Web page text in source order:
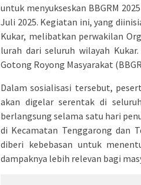
untuk menyukseskan BBGRM
Juli 2025. Kegiatan ini, yang
Kukar, melibatkan perwakilan
lurah dari seluruh wilayah
Gotong Royong Masyarakat
Dalam sosialisasi tersebut,
akan digelar serentak di
berlangsung selama satu hari
di Kecamatan Tenggarong dan
diberi kebebasan untuk
dampaknya lebih relevan bagi